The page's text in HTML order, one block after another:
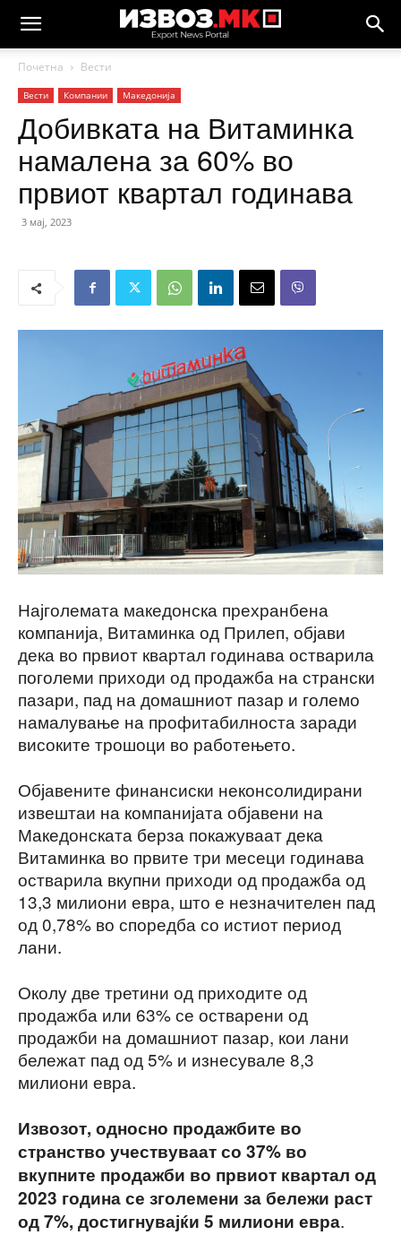
Почетна Вести
Вести Компании Македонија
Добивката на Витаминка
намалена за 60% во
првиот квартал годинава
3 мај, 2023
Најголемата македонска прехранбена
компанија, Витаминка од Прилеп, објави
дека во првиот квартал годинава остварила
поголеми приходи од продажба на странски
пазари, пад на домашниот пазар и големо
намалување на профитабилноста заради
високите трошоци во работењето.
Објавените финансиски неконсолидирани
извештаи на компанијата објавени на
Македонската берза покажуваат дека
Витаминка во првите три месеци годинава
остварила вкупни приходи од продажба од
13,3 милиони евра, што е незначителен пад
од 0,78% во споредба со истиот период
лани.
Околу две третини од приходите од
продажба или 63% се остварени од
продажби на домашниот пазар, кои лани
бележат пад од 5% и изнесувале 8,3
милиони евра.
Извозот, односно продажбите во
странство учествуваат со 37% во
вкупните продажби во првиот квартал од
2023 година се зголемени за бележи раст
од 7%, достигнувајќи 5 милиони евра.